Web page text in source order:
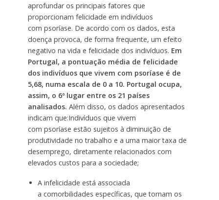
aprofundar os principais fatores que
proporcionam felicidade em indivíduos
com psoríase. De acordo com os dados, esta
doença provoca, de forma frequente, um efeito
negativo na vida e felicidade dos indivíduos. Em
Portugal, a pontuação média de felicidade
dos indivíduos que vivem com psoríase é de
5,68, numa escala de 0 a 10. Portugal ocupa,
assim, o 6º lugar entre os 21 países
analisados. Além disso, os dados apresentados
indicam que:Indivíduos que vivem
com psoríase estão sujeitos à diminuição de
produtividade no trabalho e a uma maior taxa de
desemprego, diretamente relacionados com
elevados custos para a sociedade;
A infelicidade está associada
a comorbilidades específicas, que tornam os